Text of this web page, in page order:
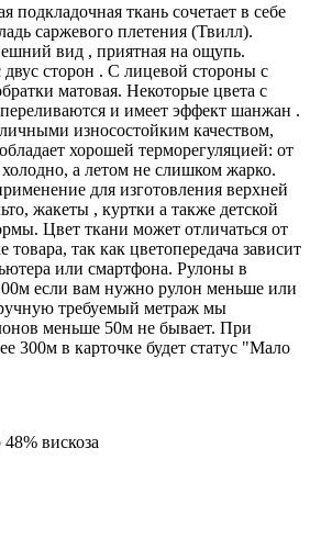
подкладочная ткань сочетает в себе
саржевого плетения (Твилл).
вид , приятная на ощупь.
сторон . С лицевой стороны с
матовая. Некоторые цвета с
и имеет эффект шанжан .
износостойким качеством,
хорошей терморегуляцией: от
а летом не слишком жарко.
для изготовления верхней
жакеты , куртки а также детской
Цвет ткани может отличаться от
товара, так как цветопередача зависит
или смартфона. Рулоны в
если вам нужно рулон меньше или
требуемый метраж мы
меньше 50м не бывает. При
300м в карточке будет статус "Мало
вискоза